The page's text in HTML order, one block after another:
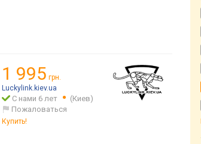
1 995 грн.
Luckylink.kiev.ua
С нами 6 лет
(Киев)
Пожаловаться
Купить!